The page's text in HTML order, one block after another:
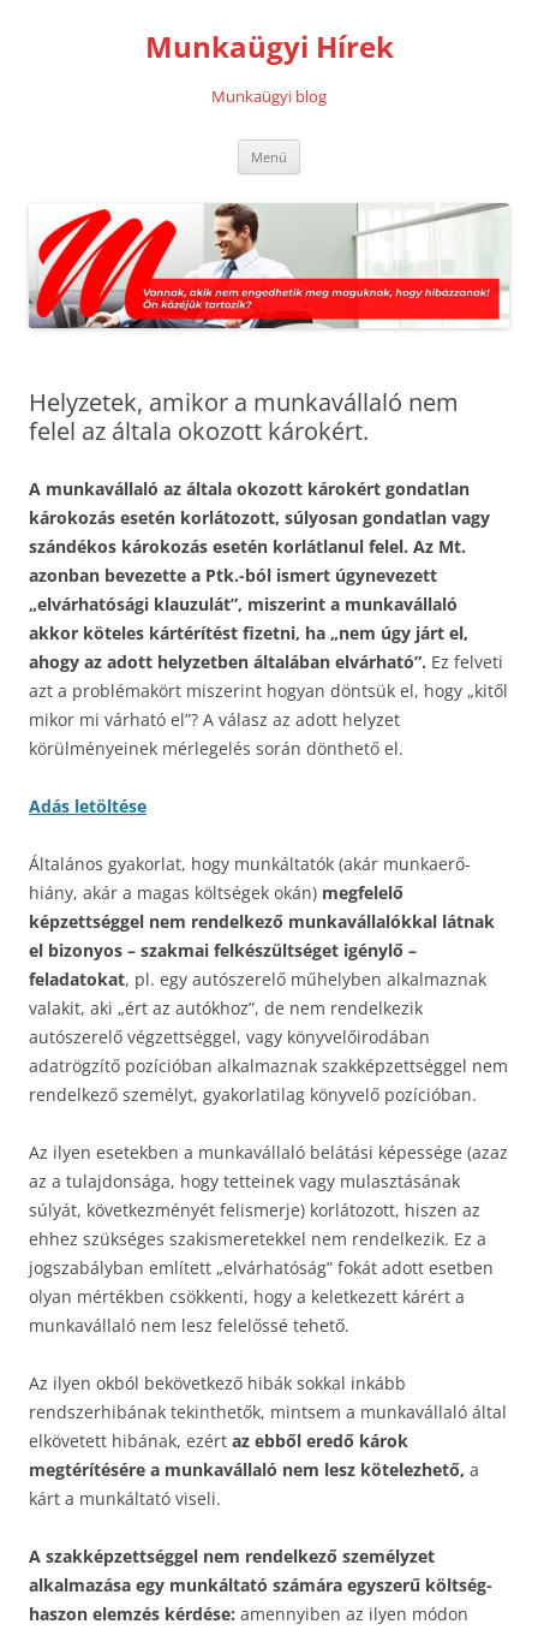
Munkaügyi Hírek
Munkaügyi blog
Menü
Helyzetek, amikor a munkavállaló nem
felel az általa okozott károkért.
A munkavállaló az általa okozott károkért gondatlan
károkozás esetén korlátozott, súlyosan gondatlan vagy
szándékos károkozás esetén korlátlanul felel. Az Mt.
azonban bevezette a Ptk.-ból ismert úgynevezett
„elvárhatósági klauzulát”, miszerint a munkavállaló
akkor köteles kártérítést fizetni, ha „nem úgy járt el,
ahogy az adott helyzetben általában elvárható”. Ez felveti
azt a problémakört miszerint hogyan döntsük el, hogy „kitől
mikor mi várható el”? A válasz az adott helyzet
körülményeinek mérlegelés során dönthető el.
Adás letöltése
Általános gyakorlat, hogy munkáltatók (akár munkaerő-
hiány, akár a magas költségek okán) megfelelő
képzettséggel nem rendelkező munkavállalókkal látnak
el bizonyos – szakmai felkészültséget igénylő –
feladatokat, pl. egy autószerelő műhelyben alkalmaznak
valakit, aki „ért az autókhoz”, de nem rendelkezik
autószerelő végzettséggel, vagy könyvelőirodában
adatrögzítő pozícióban alkalmaznak szakképzettséggel nem
rendelkező személyt, gyakorlatilag könyvelő pozícióban.
Az ilyen esetekben a munkavállaló belátási képessége (azaz
az a tulajdonsága, hogy tetteinek vagy mulasztásának
súlyát, következményét felismerje) korlátozott, hiszen az
ehhez szükséges szakismeretekkel nem rendelkezik. Ez a
jogszabályban említett „elvárhatóság” fokát adott esetben
olyan mértékben csökkenti, hogy a keletkezett kárért a
munkavállaló nem lesz felelőssé tehető.
Az ilyen okból bekövetkező hibák sokkal inkább
rendszerhibának tekinthetők, mintsem a munkavállaló által
elkövetett hibának, ezért az ebből eredő károk
megtérítésére a munkavállaló nem lesz kötelezhető, a
kárt a munkáltató viseli.
A szakképzettséggel nem rendelkező személyzet
alkalmazása egy munkáltató számára egyszerű költség-
haszon elemzés kérdése: amennyiben az ilyen módon